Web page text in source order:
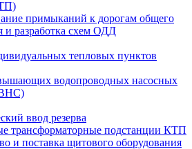
примыканий к дорогам общего
и разработка схем ОДД
тепловых пунктов
водопроводных насосных
ввод резерва
трансформаторные подстанции КТП
и поставка щитового оборудования